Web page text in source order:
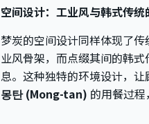
空间设计：工业风与韩式传统
梦炭的空间设计同样体现了
业风骨架，而点缀其间的韩
息。这种独特的环境设计，
몽탄 (Mong-tan) 的用餐过